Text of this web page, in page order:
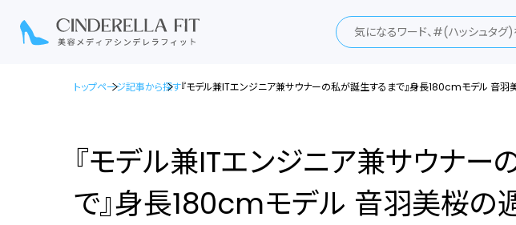
トップページ記事から探す『モデル兼ITエンジニア兼サウナーの私が誕生するまで』身長180cmモデル 音
『モデル兼ITエンジニア兼サウナー
で』身長180cmモデル 音羽美桜の